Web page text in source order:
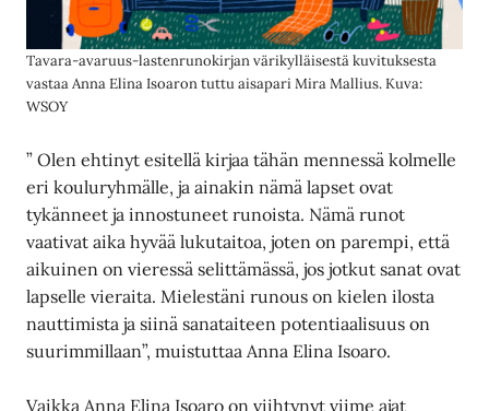
Tavara-avaruus-lastenrunokirjan värikylläisestä kuvituksesta
vastaa Anna Elina Isoaron tuttu aisapari Mira Mallius. Kuva:
WSOY
” Olen ehtinyt esitellä kirjaa tähän mennessä kolmelle
eri kouluryhmälle, ja ainakin nämä lapset ovat
tykänneet ja innostuneet runoista. Nämä runot
vaativat aika hyvää lukutaitoa, joten on parempi, että
aikuinen on vieressä selittämässä, jos jotkut sanat ovat
lapselle vieraita. Mielestäni runous on kielen ilosta
nauttimista ja siinä sanataiteen potentiaalisuus on
suurimmillaan”, muistuttaa Anna Elina Isoaro.
Vaikka Anna Elina Isoaro on viihtynyt viime ajat